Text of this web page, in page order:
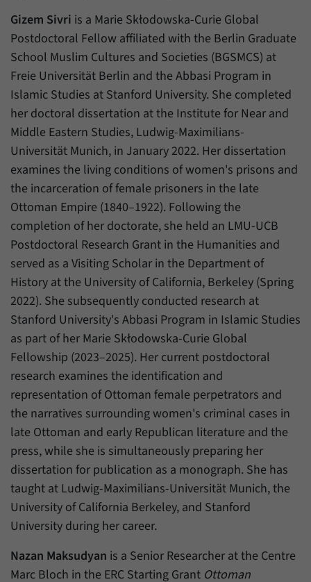
Gizem Sivri is a Marie Skłodowska-Curie Global
Postdoctoral Fellow affiliated with the Berlin Graduate
School Muslim Cultures and Societies (BGSMCS) at
Freie Universität Berlin and the Abbasi Program in
Islamic Studies at Stanford University. She completed
her doctoral dissertation at the Institute for Near and
Middle Eastern Studies, Ludwig-Maximilians-
Universität Munich, in January 2022. Her dissertation
examines the living conditions of women's prisons and
the incarceration of female prisoners in the late
Ottoman Empire (1840–1922). Following the
completion of her doctorate, she held an LMU-UCB
Postdoctoral Research Grant in the Humanities and
served as a Visiting Scholar in the Department of
History at the University of California, Berkeley (Spring
2022). She subsequently conducted research at
Stanford University's Abbasi Program in Islamic Studies
as part of her Marie Skłodowska-Curie Global
Fellowship (2023–2025). Her current postdoctoral
research examines the identification and
representation of Ottoman female perpetrators and
the narratives surrounding women's criminal cases in
late Ottoman and early Republican literature and the
press, while she is simultaneously preparing her
dissertation for publication as a monograph. She has
taught at Ludwig-Maximilians-Universität Munich, the
University of California Berkeley, and Stanford
University during her career.
Nazan Maksudyan is a Senior Researcher at the Centre
Marc Bloch in the ERC Starting Grant Ottoman